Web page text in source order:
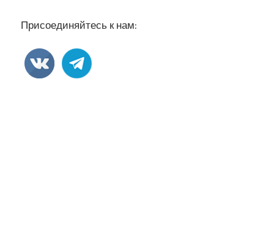
Присоединяйтесь к нам: